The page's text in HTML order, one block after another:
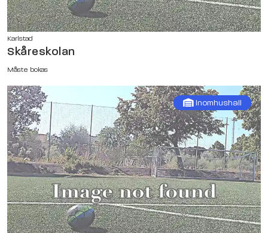
Karlstad
Skåreskolan
Måste bokas
Inomhushall